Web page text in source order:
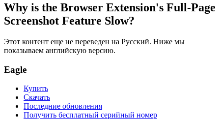
Why is the Browser Extension's Full-Page
Screenshot Feature Slow?
Этот контент еще не переведен на Русский. Ниже мы
показываем английскую версию.
Eagle
Купить
Скачать
Последние обновления
Получить бесплатный серийный номер